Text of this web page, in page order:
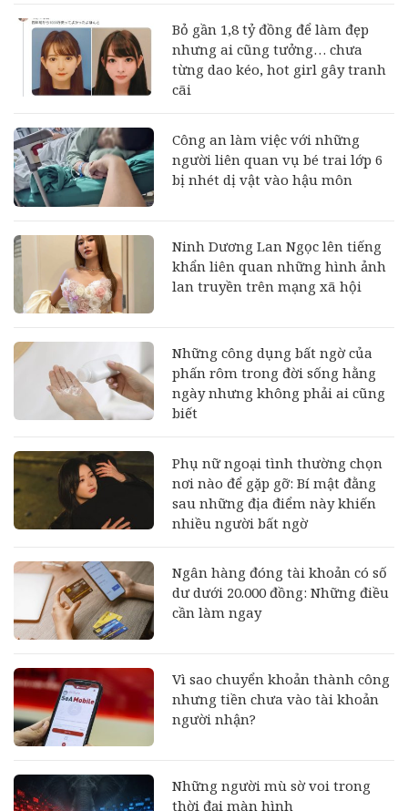
Bỏ gần 1,8 tỷ đồng để làm đẹp
nhưng ai cũng tưởng… chưa
từng dao kéo, hot girl gây tranh
cãi
Công an làm việc với những
người liên quan vụ bé trai lớp 6
bị nhét dị vật vào hậu môn
Ninh Dương Lan Ngọc lên tiếng
khẩn liên quan những hình ảnh
lan truyền trên mạng xã hội
Những công dụng bất ngờ của
phấn rôm trong đời sống hằng
ngày nhưng không phải ai cũng
biết
Phụ nữ ngoại tình thường chọn
nơi nào để gặp gỡ: Bí mật đằng
sau những địa điểm này khiến
nhiều người bất ngờ
Ngân hàng đóng tài khoản có số
dư dưới 20.000 đồng: Những điều
cần làm ngay
Vì sao chuyển khoản thành công
nhưng tiền chưa vào tài khoản
người nhận?
Những người mù sờ voi trong
thời đại màn hình